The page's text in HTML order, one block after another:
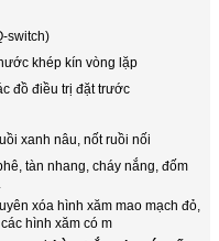
switch)
khép kín vòng lặp
đồ điều trị đặt trước
xanh nâu, nốt ruồi nối
tàn nhang, cháy nắng, đốm
xóa hình xăm mao mạch đỏ,
hình xăm có m